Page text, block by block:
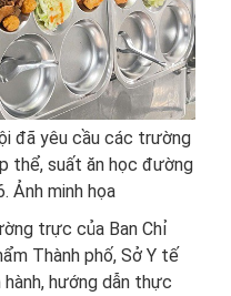
đã yêu cầu các trường
thể, suất ăn học đường
Ảnh minh họa
trực của Ban Chỉ
Thành phố, Sở Y tế
hướng dẫn thực